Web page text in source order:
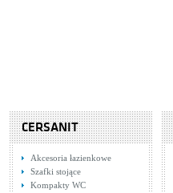
CERSANIT
Akcesoria łazienkowe
Szafki stojące
Kompakty WC